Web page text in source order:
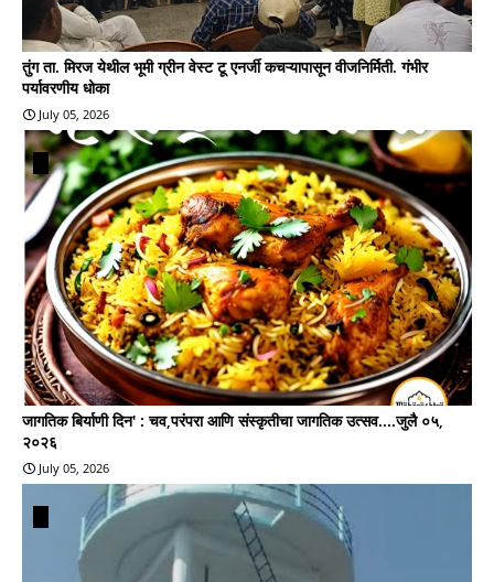
तुंग ता. मिरज येथील भूमी ग्रीन वेस्ट टू एनर्जी कचऱ्यापासून वीजनिर्मिती. गंभीर
पर्यावरणीय धोका
July 05, 2026
जागतिक बिर्याणी दिन' : चव,परंपरा आणि संस्कृतीचा जागतिक उत्सव....जुलै ०५,
२०२६
July 05, 2026